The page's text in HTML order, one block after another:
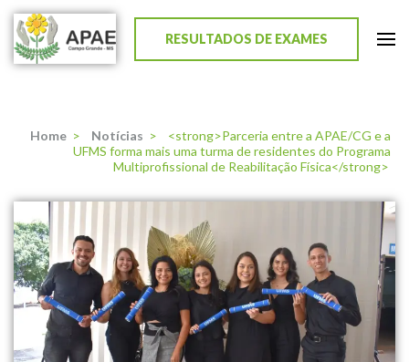
APAE de Campo Grande
RESULTADOS DE EXAMES
Home > Notícias >
<strong>Parceria entre a APAE/CG e a
UFMS forma mais uma turma de residentes do Programa
Multiprofissional de Reabilitação Física</strong>